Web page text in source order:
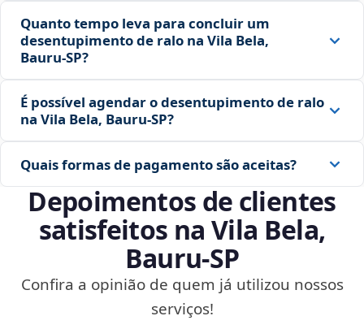
Quanto tempo leva para concluir um
desentupimento de ralo na Vila Bela,
Bauru‑SP?
É possível agendar o desentupimento de ralo
na Vila Bela, Bauru‑SP?
Quais formas de pagamento são aceitas?
Depoimentos de clientes
satisfeitos na Vila Bela,
Bauru‑SP
Confira a opinião de quem já utilizou nossos
serviços!